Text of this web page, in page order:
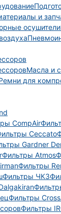
и
осушители
Масла и
для
CompAir
Ceccato
Gardner
Фильтры Atmos
Фильтры
Фильтры ЧКЗ
Фильтры
Фильтры